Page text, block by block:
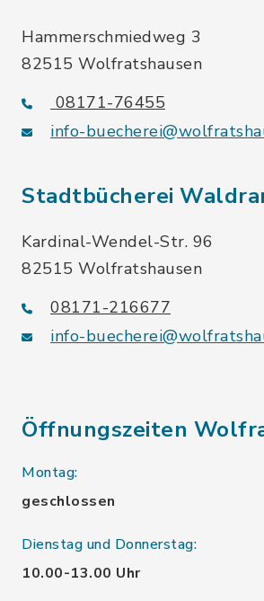
Hammerschmiedweg 3
82515 Wolfratshausen
08171-76455
info-
Stadtbücherei
Kardinal-Wendel-Str. 96
82515 Wolfratshausen
08171-216677
info-
Öffnungszeiten
Montag:
geschlossen
Dienstag und Donnerstag:
10.00-13.00 Uhr